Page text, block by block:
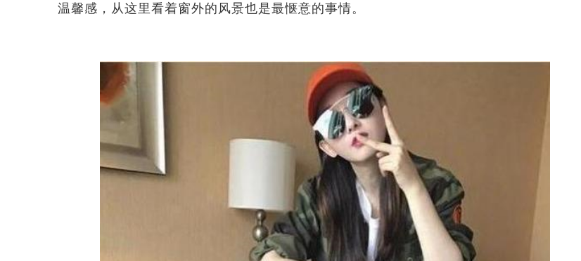
温馨感，从这里看着窗外的风景也是最惬意的事情。